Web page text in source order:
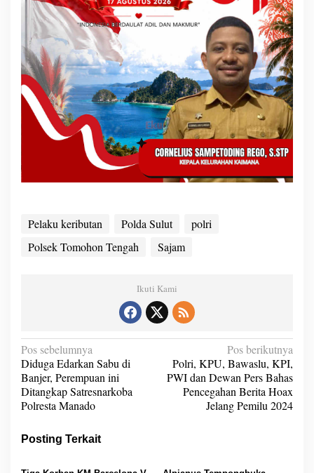
Pelaku keributan Polda Sulut
polri
Polsek Tomohon Tengah
Sajam
Ikuti Kami
N
a
v
i
g
Pos sebelumnya
Diduga Edarkan Sabu di
Banjer, Perempuan ini
Ditangkap Satresnarkoba
Polresta Manado
Pos berikutnya
Polri, KPU, Bawaslu, KPI,
PWI dan Dewan Pers Bahas
Pencegahan Berita Hoax
Jelang Pemilu 2024
Posting Terkait